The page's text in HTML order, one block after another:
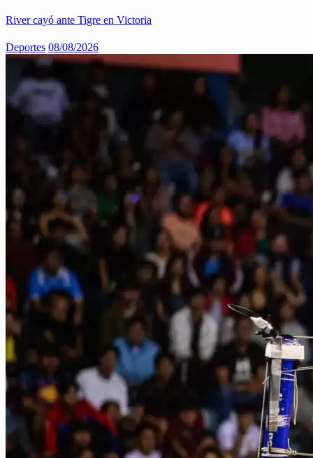
River cayó ante Tigre en Victoria
Deportes 08/08/2026